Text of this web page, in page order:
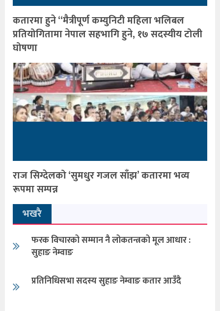
कतारमा हुने “मैत्रीपूर्ण कम्युनिटी महिला भलिबल
प्रतियोगितामा नेपाल सहभागि हुने, १७ सदस्यीय टोली
घोषणा
राज सिग्देलको ‘सुमधुर गजल साँझ’ कतारमा भव्य
रूपमा सम्पन्न
भखरै
फरक विचारको सम्मान नै लोकतन्त्रको मूल आधार :
सुहाङ नेम्वाङ
प्रतिनिधिसभा सदस्य सुहाङ नेम्वाङ कतार आउँदै